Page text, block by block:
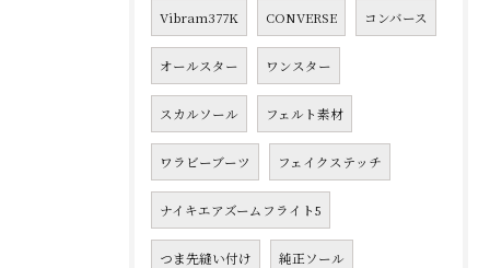
Vibram377K CONVERSE コンバース
オールスター ワンスター
スカルソール フェルト素材
ワラビーブーツ フェイクステッチ
ナイキエアズームフライト5
つま先縫い付け 純正ソール